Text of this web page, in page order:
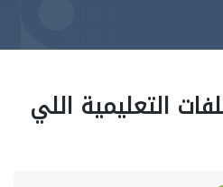
التعليمية اللي